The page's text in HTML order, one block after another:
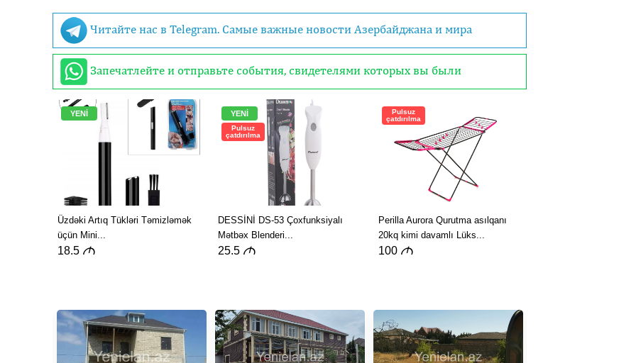
Читайте нас в Telegram. Самые важные новости Азербайджана и мира
Запечатлейте и отправьте события, свидетелями которых вы были